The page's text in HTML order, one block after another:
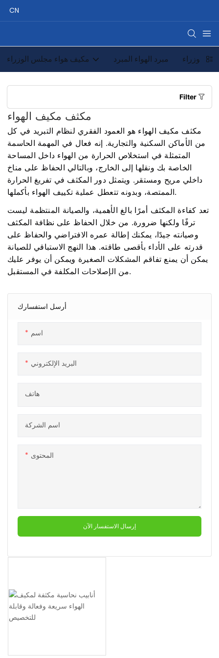
CN
مكيف هواء مجلس الوزراء مبرد الهواء المبرد الوزراء
Filter
مكثف مكيف الهواء
مكثف مكيف الهواء هو العمود الفقري لنظام التبريد في كل
من الأماكن السكنية والتجارية. إنه فعال في المهمة الحاسمة
المتمثلة في استخلاص الحرارة من الهواء داخل المساحة
الخاصة بك ونقلها إلى الخارج، وبالتالي الحفاظ على مناخ
داخلي مريح ومستقر. ويتمثل دور المكثف في تفريغ الحرارة
الممتصة، وبدونه تتعطل عملية تكييف الهواء بأكملها.
تعد كفاءة المكثف أمرًا بالغ الأهمية، والصيانة المنتظمة ليست
ترفًا ولكنها ضرورة. من خلال الحفاظ على نظافة المكثف
وصيانته جيدًا، يمكنك إطالة عمره الافتراضي والحفاظ على
قدرته على الأداء بأقصى طاقته. هذا النهج الاستباقي للصيانة
يمكن أن يمنع تفاقم المشكلات الصغيرة ويمكن أن يوفر عليك
من الإصلاحات المكلفة في المستقبل.
أرسل استفسارك
اسم
البريد الإلكتروني
هاتف
اسم الشركة
المحتوى
إرسال الاستفسار الآن